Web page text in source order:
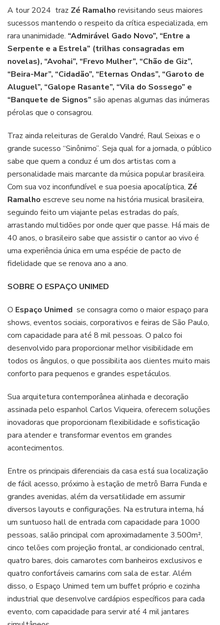
A tour 2024 traz Zé Ramalho revisitando seus maiores
sucessos mantendo o respeito da crítica especializada, em
rara unanimidade. “Admirável Gado Novo”, “Entre a
Serpente e a Estrela” (trilhas consagradas em
novelas), “Avohai”, “Frevo Mulher”, “Chão de Giz”,
“Beira-Mar”, “Cidadão”, “Eternas Ondas”, “Garoto de
Aluguel”, “Galope Rasante”, “Vila do Sossego” e
“Banquete de Signos” são apenas algumas das inúmeras
pérolas que o consagrou.
Traz ainda releituras de Geraldo Vandré, Raul Seixas e o
grande sucesso “Sinônimo”. Seja qual for a jornada, o público
sabe que quem a conduz é um dos artistas com a
personalidade mais marcante da música popular brasileira.
Com sua voz inconfundível e sua poesia apocalíptica, Zé
Ramalho escreve seu nome na história musical brasileira,
seguindo feito um viajante pelas estradas do país,
arrastando multidões por onde quer que passe. Há mais de
40 anos, o brasileiro sabe que assistir o cantor ao vivo é
uma experiência única em uma espécie de pacto de
fidelidade que se renova ano a ano.
SOBRE O ESPAÇO UNIMED
O Espaço Unimed se consagra como o maior espaço para
shows, eventos sociais, corporativos e feiras de São Paulo,
com capacidade para até 8 mil pessoas. O palco foi
desenvolvido para proporcionar melhor visibilidade em
todos os ângulos, o que possibilita aos clientes muito mais
conforto para pequenos e grandes espetáculos.
Sua arquitetura contemporânea alinhada e decoração
assinada pelo espanhol Carlos Viqueira, oferecem soluções
inovadoras que proporcionam flexibilidade e sofisticação
para atender e transformar eventos em grandes
acontecimentos.
Entre os principais diferenciais da casa está sua localização
de fácil acesso, próximo à estação de metrô Barra Funda e
grandes avenidas, além da versatilidade em assumir
diversos layouts e configurações. Na estrutura interna, há
um suntuoso hall de entrada com capacidade para 1000
pessoas, salão principal com aproximadamente 3.500m²,
cinco telões com projeção frontal, ar condicionado central,
quatro bares, dois camarotes com banheiros exclusivos e
quatro confortáveis camarins com sala de estar. Além
disso, o Espaço Unimed tem um buffet próprio e cozinha
industrial que desenvolve cardápios específicos para cada
evento, com capacidade para servir até 4 mil jantares